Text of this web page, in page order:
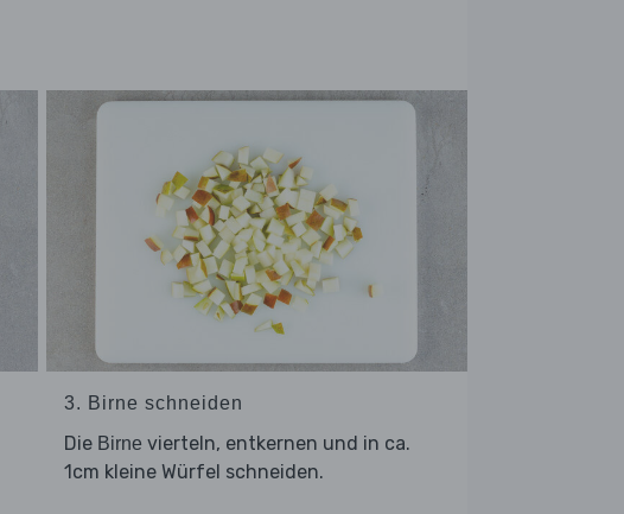
3. Birne schneiden
Die Birne vierteln, entkernen und in ca.
1cm kleine Würfel schneiden.